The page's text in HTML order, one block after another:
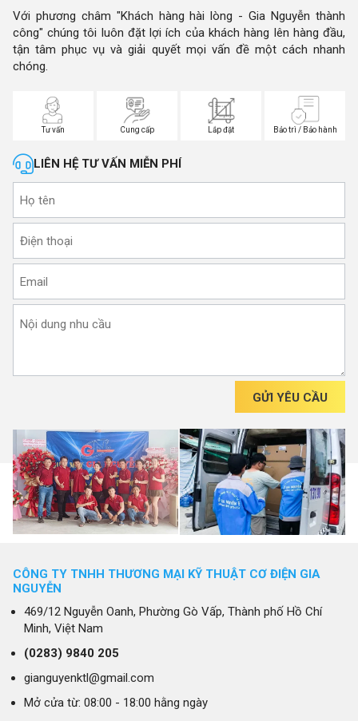
Với phương châm "Khách hàng hài lòng - Gia Nguyễn thành
công" chúng tôi luôn đặt lợi ích của khách hàng lên hàng đầu,
tận tâm phục vụ và giải quyết mọi vấn đề một cách nhanh
chóng.
Tư vấn Cung cấp Lắp đặt Bảo trì / Bảo hành
LIÊN HỆ TƯ VẤN MIỄN PHÍ
GỬI YÊU CẦU
CÔNG TY TNHH THƯƠNG MẠI KỸ THUẬT CƠ ĐIỆN GIA
NGUYỄN
469/12 Nguyễn Oanh, Phường Gò Vấp, Thành phố Hồ Chí
Minh, Việt Nam
(0283) 9840 205
gianguyenktl@gmail.com
Mở cửa từ: 08:00 - 18:00 hằng ngày